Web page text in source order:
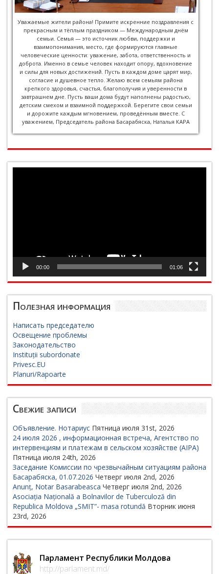
Уважаемые жители района! Примите искренние поздравления с
прекрасным и тёплым праздником — Международным днём
семьи. Семья — это источник любви, поддержки и
взаимопонимания, место, где формируются главные
человеческие ценности: уважение, забота, ответственность и
доброта. Именно в семье человек находит опору, вдохновение
и силы для новых достижений. Пусть в каждом доме царят мир,
согласие и душевное тепло. Желаю всем семьям района
крепкого здоровья, счастья, благополучия и уверенности в
завтрашнем дне. Пусть ваши дома будут наполнены радостью,
детским смехом и взаимной поддержкой. Берегите свои семьи
и дорожите каждым мгновением, проведённым вместе. С
уважением, Председатель района Басарабяска, Наталья КАРА
00:00 01:06
Полезная информация
Написать председателю
Освещение проблемы
Законодательство
Instituții subordonate
Privesc.EU
Planuri/Rapoarte
Свежие записи
Объявление. Нотариус Пятница июля 31st, 2026
24 июля 2026 , информационная встреча, Агентство по
интервенциям и платежам в сельском хозяйстве (AIPA)
Пятница июля 24th, 2026
Заседание Комиссии по чрезвычайным ситуациям района
Басарабяска, 01.07.2026 Четверг июля 2nd, 2026
Anunț, Notar Basarabeasca Четверг июля 2nd, 2026
Asociația Națională a Bolnavilor de Tuberculoză din
Republica Moldova „SMIT”- masa rotundă Вторник июня
23rd, 2026
Парламент Республики Молдова
http://parlament.md/